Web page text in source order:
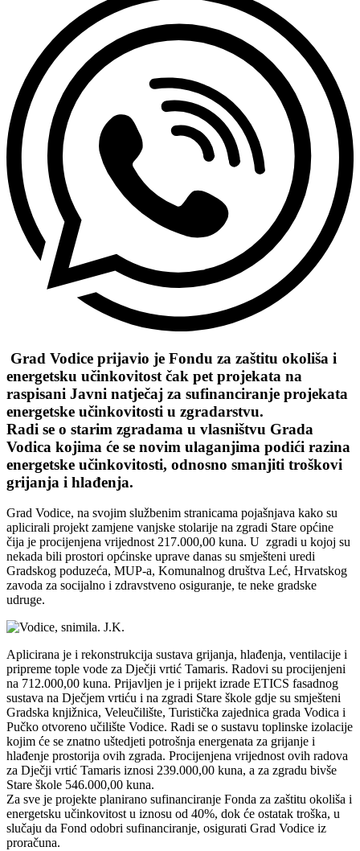
Grad Vodice prijavio je Fondu za zaštitu okoliša i
energetsku učinkovitost čak pet projekata na
raspisani Javni natječaj za sufinanciranje projekata
energetske učinkovitosti u zgradarstvu.
Radi se o starim zgradama u vlasništvu Grada
Vodica kojima će se novim ulaganjima podići razina
energetske učinkovitosti, odnosno smanjiti troškovi
grijanja i hlađenja.
Grad Vodice, na svojim službenim stranicama pojašnjava kako su
aplicirali projekt zamjene vanjske stolarije na zgradi Stare općine
čija je procijenjena vrijednost 217.000,00 kuna. U zgradi u kojoj su
nekada bili prostori općinske uprave danas su smješteni uredi
Gradskog poduzeća, MUP-a, Komunalnog društva Leć, Hrvatskog
zavoda za socijalno i zdravstveno osiguranje, te neke gradske
udruge.
Aplicirana je i rekonstrukcija sustava grijanja, hlađenja, ventilacije i
pripreme tople vode za Dječji vrtić Tamaris. Radovi su procijenjeni
na 712.000,00 kuna. Prijavljen je i prijekt izrade ETICS fasadnog
sustava na Dječjem vrtiću i na zgradi Stare škole gdje su smješteni
Gradska knjižnica, Veleučilište, Turistička zajednica grada Vodica i
Pučko otvoreno učilište Vodice. Radi se o sustavu toplinske izolacije
kojim će se znatno uštedjeti potrošnja energenata za grijanje i
hlađenje prostorija ovih zgrada. Procijenjena vrijednost ovih radova
za Dječji vrtić Tamaris iznosi 239.000,00 kuna, a za zgradu bivše
Stare škole 546.000,00 kuna.
Za sve je projekte planirano sufinanciranje Fonda za zaštitu okoliša i
energetsku učinkovitost u iznosu od 40%, dok će ostatak troška, u
slučaju da Fond odobri sufinanciranje, osigurati Grad Vodice iz
proračuna.